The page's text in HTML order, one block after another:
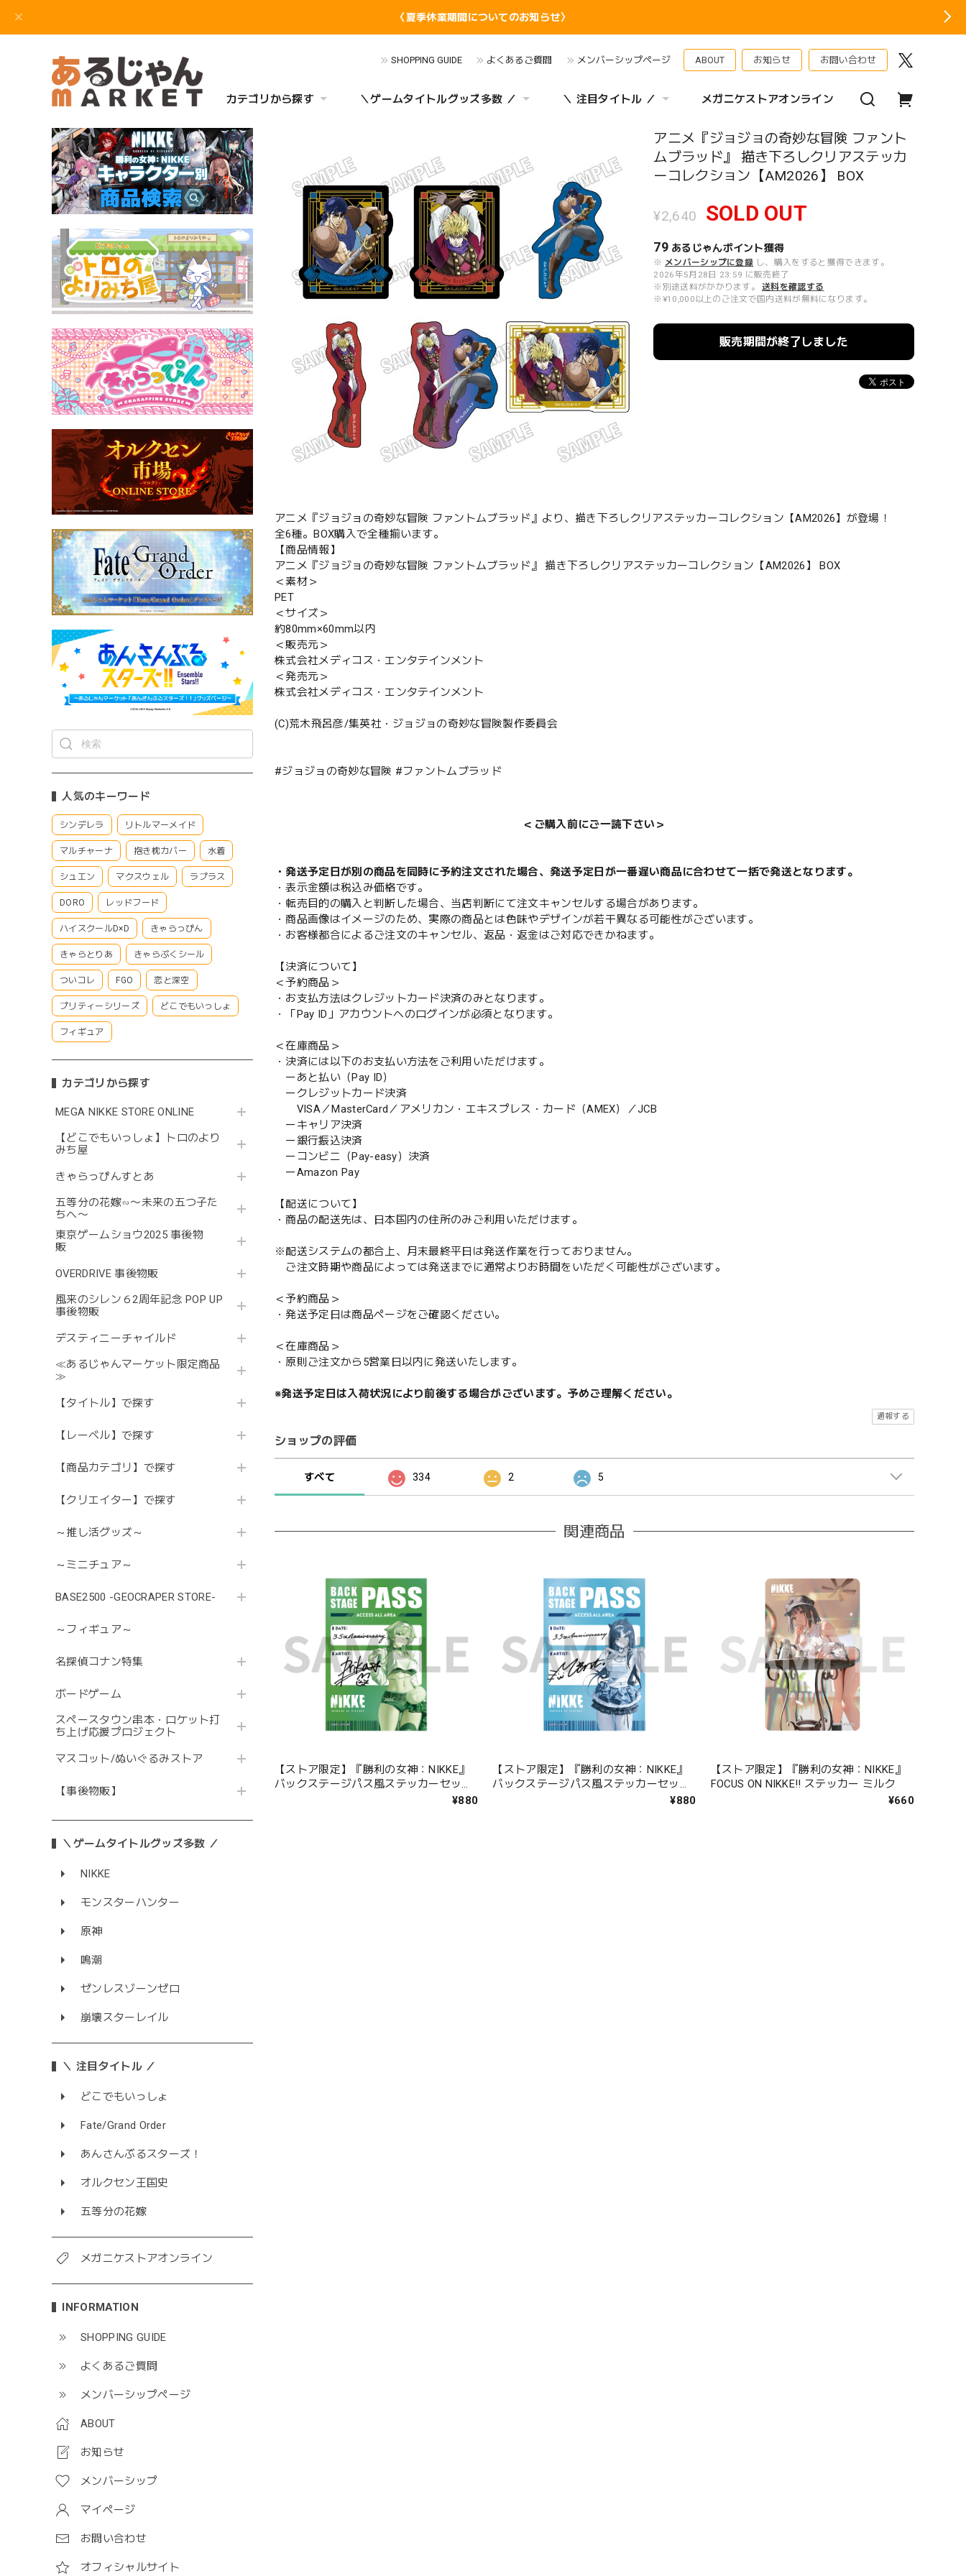
〈夏季休業期間についてのお知らせ〉
SHOPPING GUIDE よくあるご質問 メンバーシップページ ABOUT お知らせ お問い合わせ
カテゴリから探す ＼ゲームタイトルグッズ多数 ／ ＼ 注目タイトル ／ メガニケストアオンライン
人気のキーワード
シンデレラ リトルマーメイド
マルチャーナ 抱き枕カバー 水着
シュエン マクスウェル ラプラス
DORO レッドフード
ハイスクールD×D きゃらっぴん
きゃらとりあ きゃらぷくシール
ついコレ FGO 恋と深空
プリティーシリーズ どこでもいっしょ
フィギュア
カテゴリから探す
MEGA NIKKE STORE ONLINE
【どこでもいっしょ】トロのより
みち屋
きゃらっぴんすとあ
五等分の花嫁∽〜未来の五つ子た
ちへ〜
東京ゲームショウ2025 事後物
販
OVERDRIVE 事後物販
風来のシレン６2周年記念 POP UP
事後物販
デスティニーチャイルド
≪あるじゃんマーケット限定商品
≫
【タイトル】で探す
【レーベル】で探す
【商品カテゴリ】で探す
【クリエイター】で探す
～推し活グッズ～
～ミニチュア～
BASE2500 -GEOCRAPER STORE-
～フィギュア～
名探偵コナン特集
ボードゲーム
スペースタウン串本・ロケット打
ち上げ応援プロジェクト
マスコット/ぬいぐるみストア
【事後物販】
＼ゲームタイトルグッズ多数 ／
NIKKE
モンスターハンター
原神
鳴潮
ゼンレスゾーンゼロ
崩壊スターレイル
＼ 注目タイトル ／
どこでもいっしょ
Fate/Grand Order
あんさんぶるスターズ！
オルクセン王国史
五等分の花嫁
メガニケストアオンライン
INFORMATION
SHOPPING GUIDE
よくあるご質問
メンバーシップページ
ABOUT
お知らせ
メンバーシップ
マイページ
お問い合わせ
オフィシャルサイト
アニメ『ジョジョの奇妙な冒険 ファント
ムブラッド』 描き下ろしクリアステッカ
ーコレクション【AM2026】 BOX
¥2,640 SOLD OUT
79 あるじゃんポイント獲得
※ メンバーシップに登録 し、購入をすると獲得できます。
2026年5月28日 23:59 に販売終了
※別途送料がかかります。
送料を確認する
※¥10,000以上のご注文で国内送料が無料になります。
販売期間が終了しました
アニメ『ジョジョの奇妙な冒険 ファントムブラッド』より、描き下ろしクリアステッカーコレクション【AM2026】が登場！
全6種。BOX購入で全種揃います。
【商品情報】
アニメ『ジョジョの奇妙な冒険 ファントムブラッド』 描き下ろしクリアステッカーコレクション【AM2026】 BOX
＜素材＞
PET
＜サイズ＞
約80mm×60mm以内
＜販売元＞
株式会社メディコス・エンタテインメント
＜発売元＞
株式会社メディコス・エンタテインメント
(C)荒木飛呂彦/集英社・ジョジョの奇妙な冒険製作委員会
#ジョジョの奇妙な冒険 #ファントムブラッド
＜ご購入前にご一読下さい＞
・発送予定日が別の商品を同時に予約注文された場合、発送予定日が一番遅い商品に合わせて一括で発送となります。
・表示金額は税込み価格です。
・転売目的の購入と判断した場合、当店判断にて注文キャンセルする場合があります。
・商品画像はイメージのため、実際の商品とは色味やデザインが若干異なる可能性がございます。
・お客様都合によるご注文のキャンセル、返品・返金はご対応できかねます。
【決済について】
＜予約商品＞
・お支払方法はクレジットカード決済のみとなります。
・「Pay ID」アカウントへのログインが必須となります。
＜在庫商品＞
・決済には以下のお支払い方法をご利用いただけます。
ーあと払い（Pay ID）
ークレジットカード決済
VISA／MasterCard／アメリカン・エキスプレス・カード（AMEX）／JCB
ーキャリア決済
ー銀行振込決済
ーコンビニ（Pay-easy）決済
ーAmazon Pay
【配送について】
・商品の配送先は、日本国内の住所のみご利用いただけます。
※配送システムの都合上、月末最終平日は発送作業を行っておりません。
ご注文時期や商品によっては発送までに通常よりお時間をいただく可能性がございます。
＜予約商品＞
・発送予定日は商品ページをご確認ください。
＜在庫商品＞
・原則ご注文から5営業日以内に発送いたします。
※発送予定日は入荷状況により前後する場合がございます。予めご理解ください。
通報する
ショップの評価
すべて 334 2 5
関連商品
【ストア限定】『勝利の女神：NIKKE』
バックステージパス風ステッカーセット
¥880
【ストア限定】『勝利の女神：NIKKE』
バックステージパス風ステッカーセット
¥880
【ストア限定】『勝利の女神：NIKKE』
FOCUS ON NIKKE!! ステッカー ミルク
¥660